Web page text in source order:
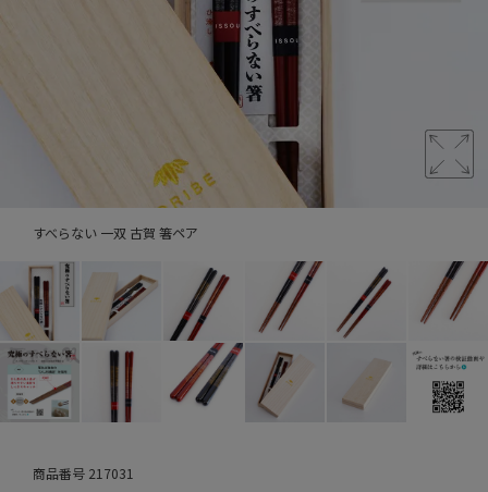
すべらない 一双 古賀 箸ペア
商品番号 217031